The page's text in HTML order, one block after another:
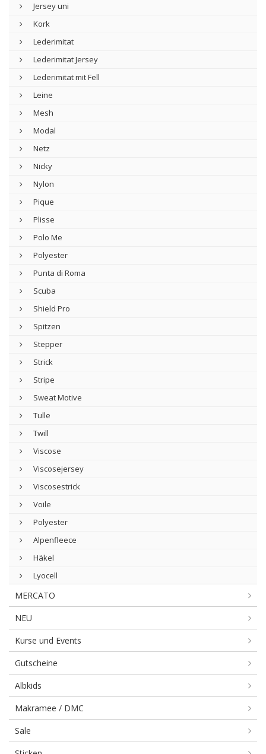
Jersey uni
Kork
Lederimitat
Lederimitat Jersey
Lederimitat mit Fell
Leine
Mesh
Modal
Netz
Nicky
Nylon
Pique
Plisse
Polo Me
Polyester
Punta di Roma
Scuba
Shield Pro
Spitzen
Stepper
Strick
Stripe
Sweat Motive
Tulle
Twill
Viscose
Viscosejersey
Viscosestrick
Voile
Polyester
Alpenfleece
Häkel
Lyocell
MERCATO
NEU
Kurse und Events
Gutscheine
Albkids
Makramee / DMC
Sale